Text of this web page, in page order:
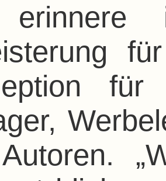
für